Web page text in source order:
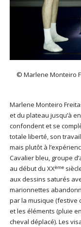
© Marlene Monteiro
Marlene Monteiro
et du plateau jusqu’à
confondent et se
totale liberté, son
mais plutôt à
Cavalier bleu, groupe
au début du XXème
aux dessins saturés
marionnettes
par la musique (festive
et les éléments (pluie
cheval déplacé). Les